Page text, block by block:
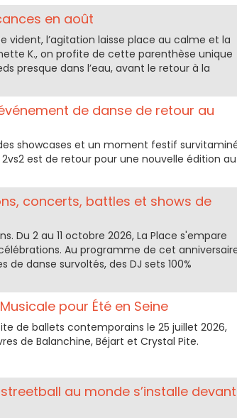
en août
vident, l’agitation laisse place au calme et la
K., on profite de cette parenthèse unique
presque dans l’eau, avant le retour à la
de danse de retour au
showcases et un moment festif
est de retour pour une nouvelle édition au
concerts, battles et shows de
Du 2 au 11 octobre 2026, La Place s'empare
Au programme de cet
de danse survoltés, des DJ sets 100%
pour Été en Seine
de ballets contemporains le 25 juillet 2026,
de Balanchine, Béjart et Crystal Pite.
au monde s’installe devant